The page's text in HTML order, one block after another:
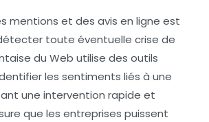
mentions et des avis en ligne est
toute éventuelle crise de
du Web utilise des outils
les sentiments liés à une
une intervention rapide et
que les entreprises puissent